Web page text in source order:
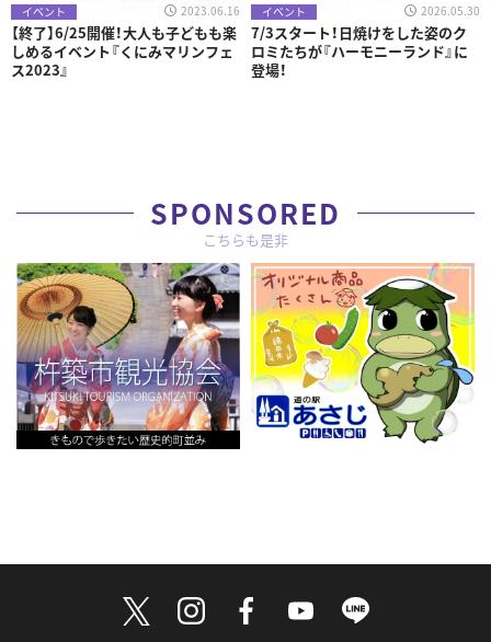
イベント
2023.06.16
【終了】6/25開催！大人も子どもも楽
しめるイベント『くにみマリンフェ
ス2023』
イベント
2026.05.30
7/3スタート！日焼けをした姿のク
ロミたちが『ハーモニーランド』に
登場！
SPONSORED
こちらも是非